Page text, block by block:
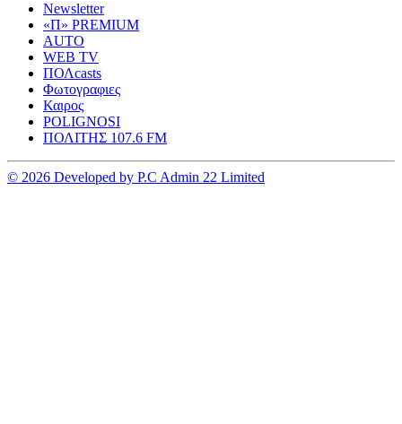
Newsletter
«Π» PREMIUM
AUTO
WEB TV
ΠΟΛcasts
Φωτογραφιες
Καιρος
POLIGNOSI
ΠΟΛΙΤΗΣ 107.6 FM
© 2026 Developed by P.C Admin 22 Limited